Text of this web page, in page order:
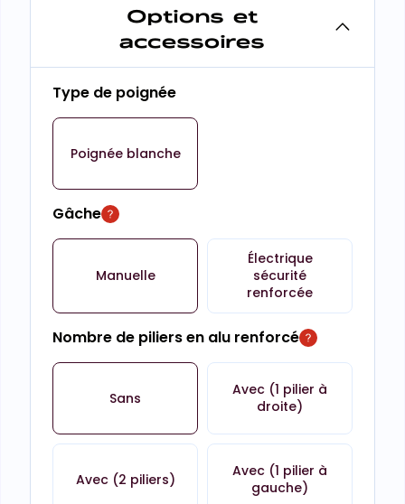
Options et
accessoires
Type de poignée
Poignée blanche
Gâche
Manuelle
Électrique
sécurité
renforcée
Nombre de piliers en alu renforcé
Sans
Avec (1 pilier à
droite)
Avec (2 piliers)
Avec (1 pilier à
gauche)